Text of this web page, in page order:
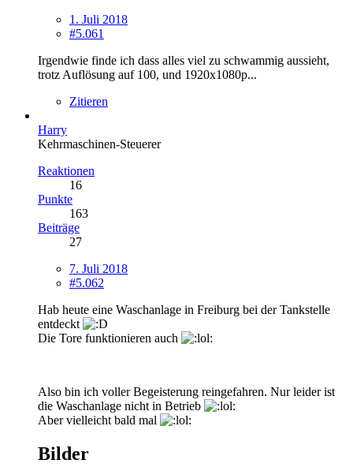
1. Juli 2018
#5.061
Irgendwie finde ich dass alles viel zu schwammig aussieht,
trotz Auflösung auf 100, und 1920x1080p...
Zitieren
Harry
Kehrmaschinen-Steuerer
Reaktionen
16
Punkte
163
Beiträge
27
7. Juli 2018
#5.062
Hab heute eine Waschanlage in Freiburg bei der Tankstelle
entdeckt
Die Tore funktionieren auch
Also bin ich voller Begeisterung reingefahren. Nur leider ist
die Waschanlage nicht in Betrieb
Aber vielleicht bald mal
Bilder